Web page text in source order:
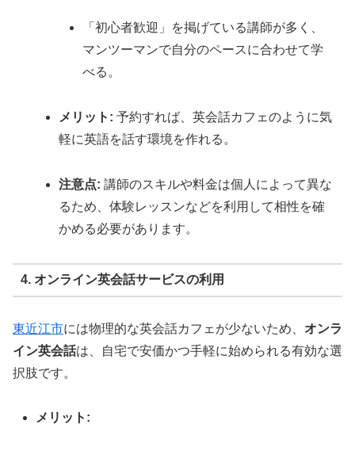
「初心者歓迎」を掲げている講師が多く、
マンツーマンで自分のペースに合わせて学
べる。
メリット: 予約すれば、英会話カフェのように気
軽に英語を話す環境を作れる。
注意点: 講師のスキルや料金は個人によって異な
るため、体験レッスンなどを利用して相性を確
かめる必要があります。
4. オンライン英会話サービスの利用
東近江市には物理的な英会話カフェが少ないため、 オンラ
イン英会話は、自宅で安価かつ手軽に始められる有効な選
択肢です。
メリット: